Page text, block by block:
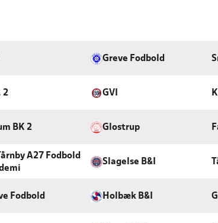
Greve Fodbold
2 GVI
BK 2 Glostrup
A27 Fodbold
Slagelse B&I
Fodbold Holbæk B&I